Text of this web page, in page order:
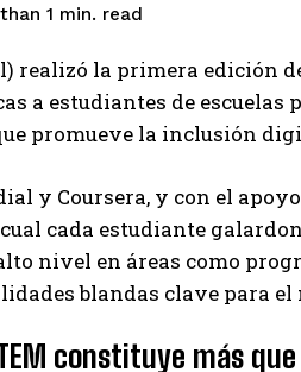
1 min. read
realizó la primera edición
a estudiantes de escuelas
promueve la inclusión
y Coursera, y con el
cada estudiante
nivel en áreas como
blandas clave para el
constituye más